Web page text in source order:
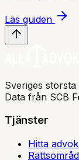
Läs guiden
Sveriges
Data från SCB
Tjänster
Hitta